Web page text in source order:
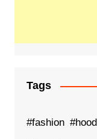
Tags
#fashion